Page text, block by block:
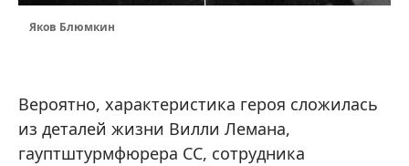
Яков Блюмкин
Вероятно, характеристика героя сложилась
из деталей жизни Вилли Лемана,
гауптштурмфюрера СС, сотрудника